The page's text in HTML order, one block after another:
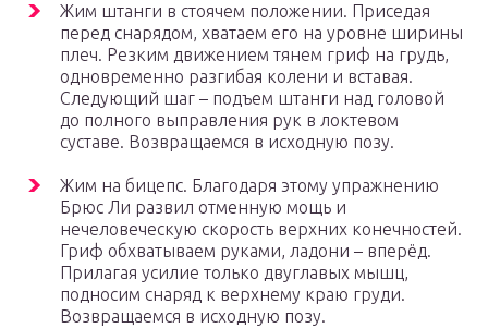
Жим штанги в стоячем положении. Приседая
перед снарядом, хватаем его на уровне ширины
плеч. Резким движением тянем гриф на грудь,
одновременно разгибая колени и вставая.
Следующий шаг – подъем штанги над головой
до полного выправления рук в локтевом
суставе. Возвращаемся в исходную позу.
Жим на бицепс. Благодаря этому упражнению
Брюс Ли развил отменную мощь и
нечеловеческую скорость верхних конечностей.
Гриф обхватываем руками, ладони – вперёд.
Прилагая усилие только двуглавых мышц,
подносим снаряд к верхнему краю груди.
Возвращаемся в исходную позу.